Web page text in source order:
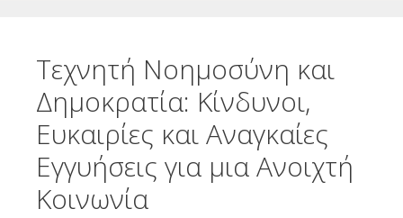
Τεχνητή Νοημοσύνη και
Δημοκρατία: Κίνδυνοι,
Ευκαιρίες και Αναγκαίες
Εγγυήσεις για μια Ανοιχτή
Κοινωνία